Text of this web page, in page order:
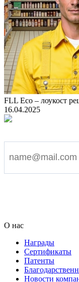
FLL Eco – лоукост
16.04.2025
О нас
Награды
Сертификаты
Патенты
Новости